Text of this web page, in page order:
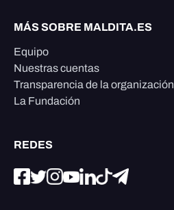
MÁS SOBRE MALDITA.ES
Equipo
Nuestras cuentas
Transparencia de la organización
La Fundación
REDES